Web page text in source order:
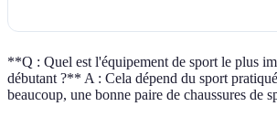
**Q : Quel est l'équipement de sport le plus
débutant ?** A : Cela dépend du sport
beaucoup, une bonne paire de chaussures de